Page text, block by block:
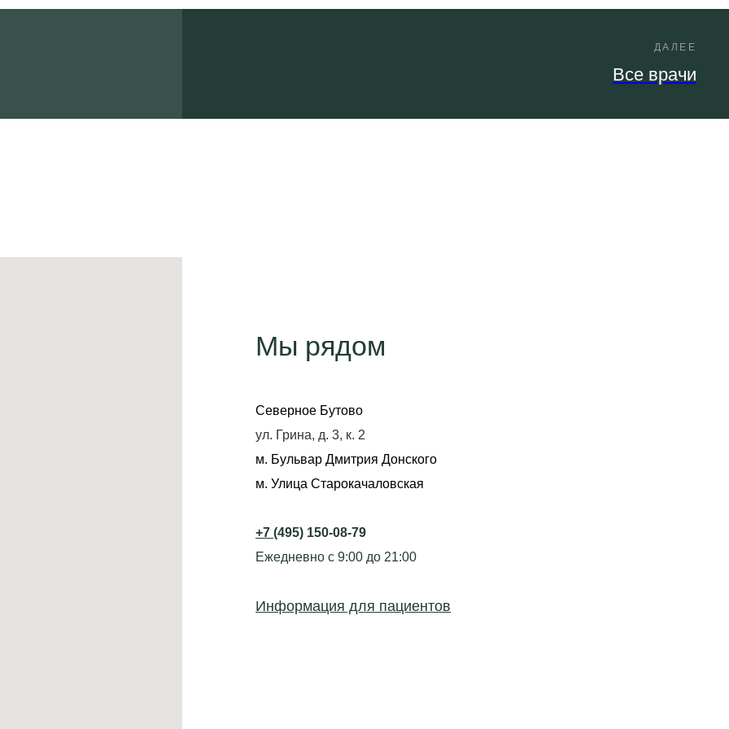
ДАЛЕЕ
Все врачи
Мы рядом
Северное Бутово
ул. Грина, д. 3, к. 2
м. Бульвар Дмитрия Донского
м. Улица Старокачаловская
+7 (495) 150-08-79
Ежедневно с 9:00 до 21:00
Информация для пациентов